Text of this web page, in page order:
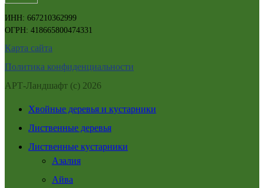
ИНН: 667210362999
ОГРН: 418665800474331
Карта сайта
Политика конфиденциальности
АРТ-Ландшафт (с) 2026
Хвойные деревья и кустарники
Лиственные деревья
Лиственные кустарники
Азалия
Айва